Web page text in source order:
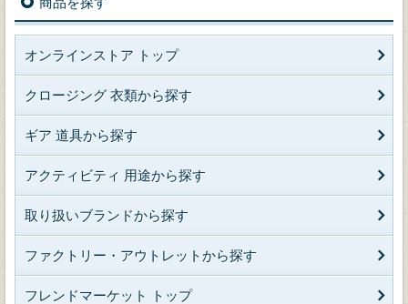
オンラインストア トップ
クロージング 衣類から探す
ギア 道具から探す
アクティビティ 用途から探す
取り扱いブランドから探す
ファクトリー・アウトレットから探す
フレンドマーケット トップ